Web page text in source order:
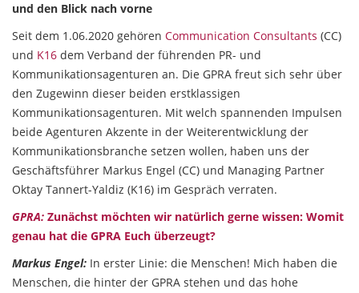
und den Blick nach vorne
Seit dem 1.06.2020 gehören Communication Consultants (CC)
und K16 dem Verband der führenden PR- und
Kommunikationsagenturen an. Die GPRA freut sich sehr über
den Zugewinn dieser beiden erstklassigen
Kommunikationsagenturen. Mit welch spannenden Impulsen
beide Agenturen Akzente in der Weiterentwicklung der
Kommunikationsbranche setzen wollen, haben uns der
Geschäftsführer Markus Engel (CC) und Managing Partner
Oktay Tannert-Yaldiz (K16) im Gespräch verraten.
GPRA: Zunächst möchten wir natürlich gerne wissen: Womit
genau hat die GPRA Euch überzeugt?
Markus Engel: In erster Linie: die Menschen! Mich haben die
Menschen, die hinter der GPRA stehen und das hohe